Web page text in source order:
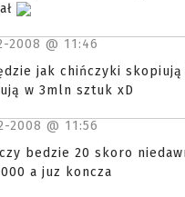
2008 @ 11:46
jak chińczyki
w 3mln sztuk xD
2008 @ 11:56
bedzie 20 skoro
a juz koncza